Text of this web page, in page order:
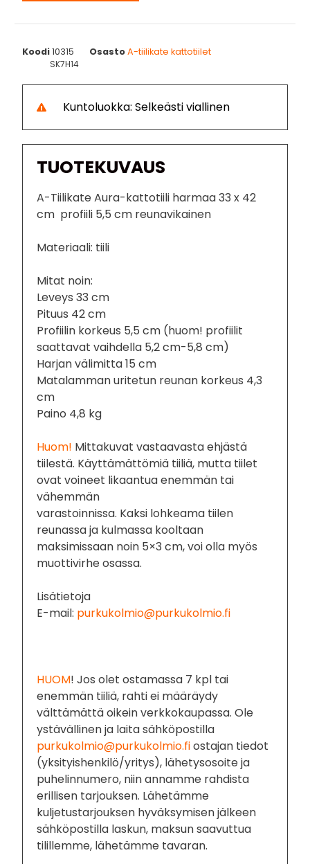
Koodi10315 OsastoA-tiilikate kattotiilet
SK7H14
Kuntoluokka: Selkeästi viallinen
TUOTEKUVAUS
A-Tiilikate Aura-kattotiili harmaa 33 x 42
cm profiili 5,5 cm reunavikainen
Materiaali: tiili
Mitat noin:
Leveys 33 cm
Pituus 42 cm
Profiilin korkeus 5,5 cm (huom! profiilit
saattavat vaihdella 5,2 cm-5,8 cm)
Harjan välimitta 15 cm
Matalamman uritetun reunan korkeus 4,3
cm
Paino 4,8 kg
Huom! Mittakuvat vastaavasta ehjästä
tiilestä. Käyttämättömiä tiiliä, mutta tiilet
ovat voineet likaantua enemmän tai
vähemmän
varastoinnissa. Kaksi lohkeama tiilen
reunassa ja kulmassa kooltaan
maksimissaan noin 5×3 cm, voi olla myös
muottivirhe osassa.
Lisätietoja
E-mail: purkukolmio@purkukolmio.fi
HUOM! Jos olet ostamassa 7 kpl tai
enemmän tiiliä, rahti ei määräydy
välttämättä oikein verkkokaupassa. Ole
ystävällinen ja laita sähköpostilla
purkukolmio@purkukolmio.fiostajan tiedot
(yksityishenkilö/yritys), lähetysosoite ja
puhelinnumero, niin annamme rahdista
erillisen tarjouksen. Lähetämme
kuljetustarjouksen hyväksymisen jälkeen
sähköpostilla laskun, maksun saavuttua
tilillemme, lähetämme tavaran.